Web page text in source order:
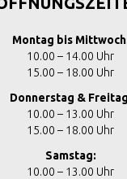
Montag bis
10.00 – 14.00 Uhr
15.00 – 18.00 Uhr
Donnerstag &
10.00 – 13.00 Uhr
15.00 – 18.00 Uhr
Samstag:
10.00 – 13.00 Uhr